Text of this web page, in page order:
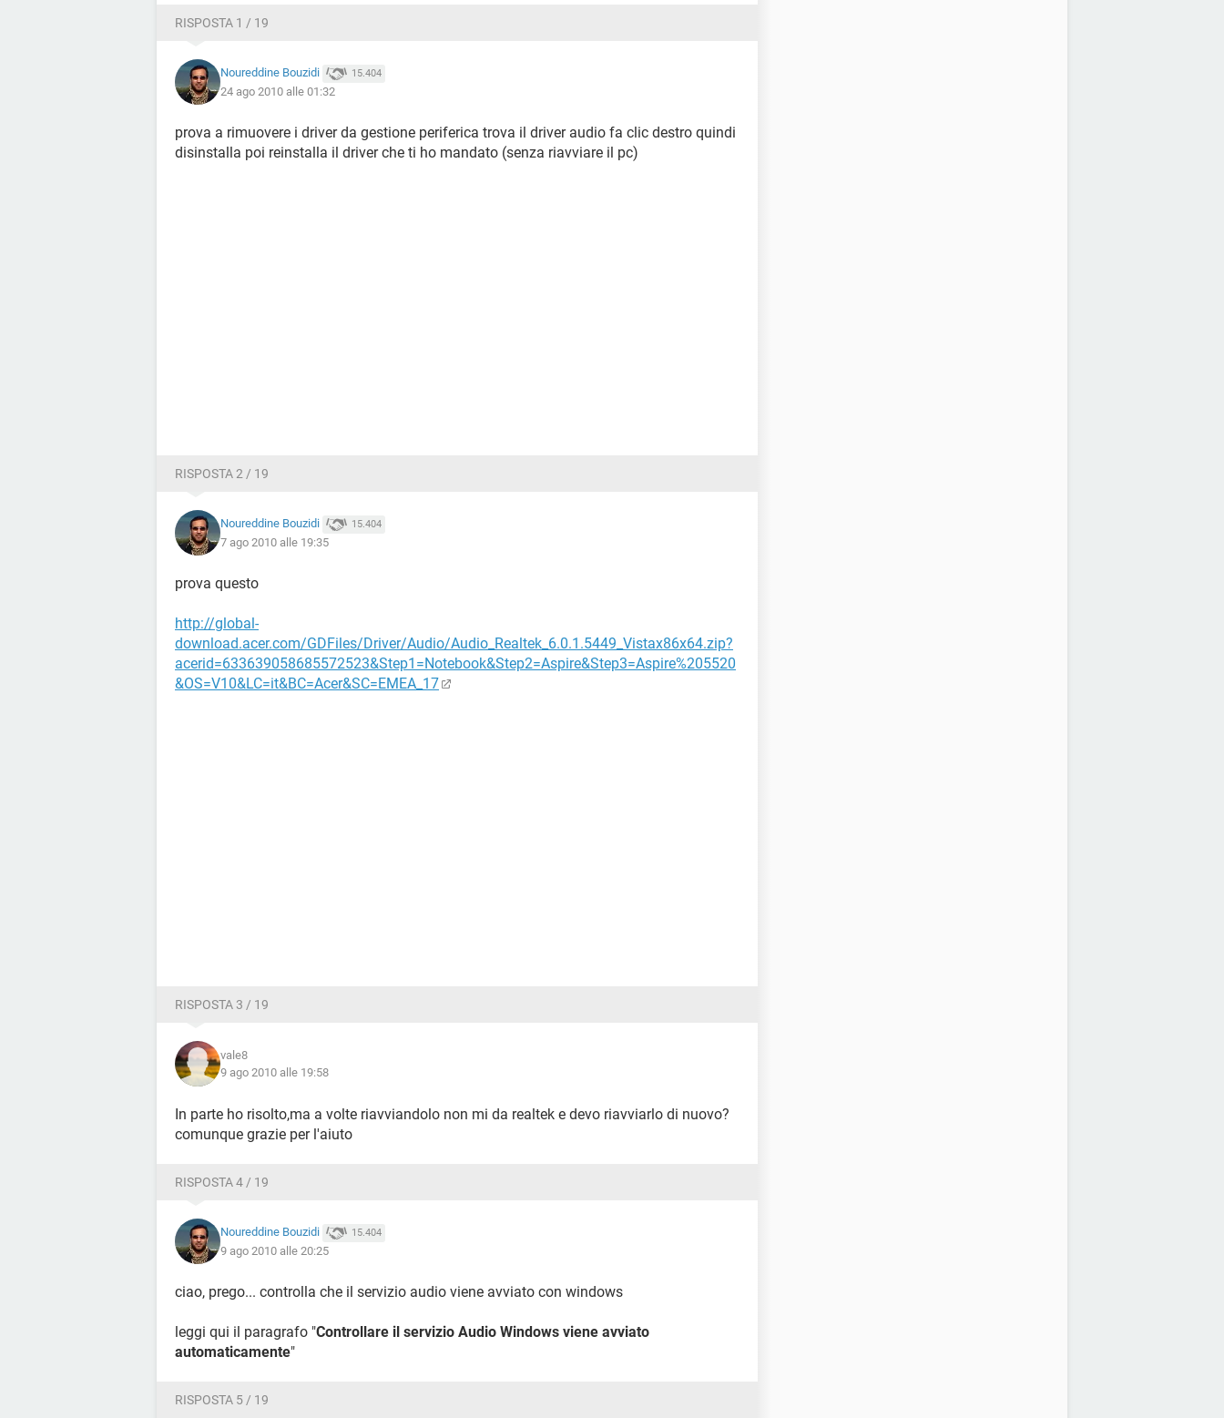
RISPOSTA 1 / 19
Noureddine Bouzidi 15.404
24 ago 2010 alle 01:32
prova a rimuovere i driver da gestione periferica trova il driver audio fa clic destro quindi
disinstalla poi reinstalla il driver che ti ho mandato (senza riavviare il pc)
RISPOSTA 2 / 19
Noureddine Bouzidi 15.404
7 ago 2010 alle 19:35
prova questo
http://global-
download.acer.com/GDFiles/Driver/Audio/Audio_Realtek_6.0.1.5449_Vistax86x64.zip?
acerid=633639058685572523&Step1=Notebook&Step2=Aspire&Step3=Aspire%205520
&OS=V10&LC=it&BC=Acer&SC=EMEA_17
RISPOSTA 3 / 19
vale8
9 ago 2010 alle 19:58
In parte ho risolto,ma a volte riavviandolo non mi da realtek e devo riavviarlo di nuovo?
comunque grazie per l'aiuto
RISPOSTA 4 / 19
Noureddine Bouzidi 15.404
9 ago 2010 alle 20:25
ciao, prego... controlla che il servizio audio viene avviato con windows
leggi qui il paragrafo "Controllare il servizio Audio Windows viene avviato
automaticamente"
RISPOSTA 5 / 19